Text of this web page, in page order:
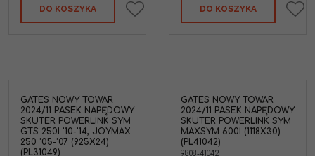
DO KOSZYKA DO KOSZYKA
GATES NOWY TOWAR
2024/11 PASEK NAPĘDOWY
SKUTER POWERLINK SYM
GTS 250I '10-'14, JOYMAX
250 '05-'07 (925X24)
(PL31049)
GATES NOWY TOWAR
2024/11 PASEK NAPĘDOWY
SKUTER POWERLINK SYM
MAXSYM 600I (1118X30)
(PL41042)
9808-41042